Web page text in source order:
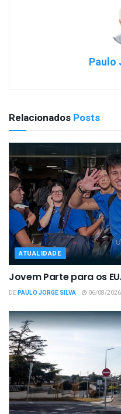
Paulo
Relacionados Posts
ATUALIDADE
Jovem Parte para os
DEPAULO JORGE SILVA 06/08/2026